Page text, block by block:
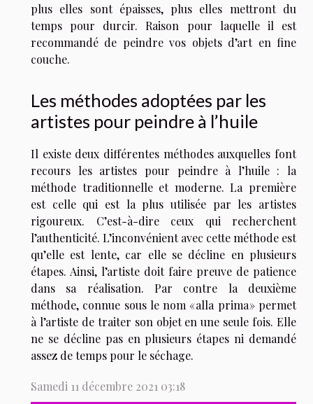
plus elles sont épaisses, plus elles mettront du
temps pour durcir. Raison pour laquelle il est
recommandé de peindre vos objets d’art en fine
couche.
Les méthodes adoptées par les
artistes pour peindre à l’huile
Il existe deux différentes méthodes auxquelles font
recours les artistes pour peindre à l’huile : la
méthode traditionnelle et moderne. La première
est celle qui est la plus utilisée par les artistes
rigoureux. C’est-à-dire ceux qui recherchent
l’authenticité. L’inconvénient avec cette méthode est
qu’elle est lente, car elle se décline en plusieurs
étapes. Ainsi, l’artiste doit faire preuve de patience
dans sa réalisation. Par contre la deuxième
méthode, connue sous le nom « alla prima » permet
à l’artiste de traiter son objet en une seule fois. Elle
ne se décline pas en plusieurs étapes ni demandé
assez de temps pour le séchage.
Samedi 11 décembre 2021 03:18